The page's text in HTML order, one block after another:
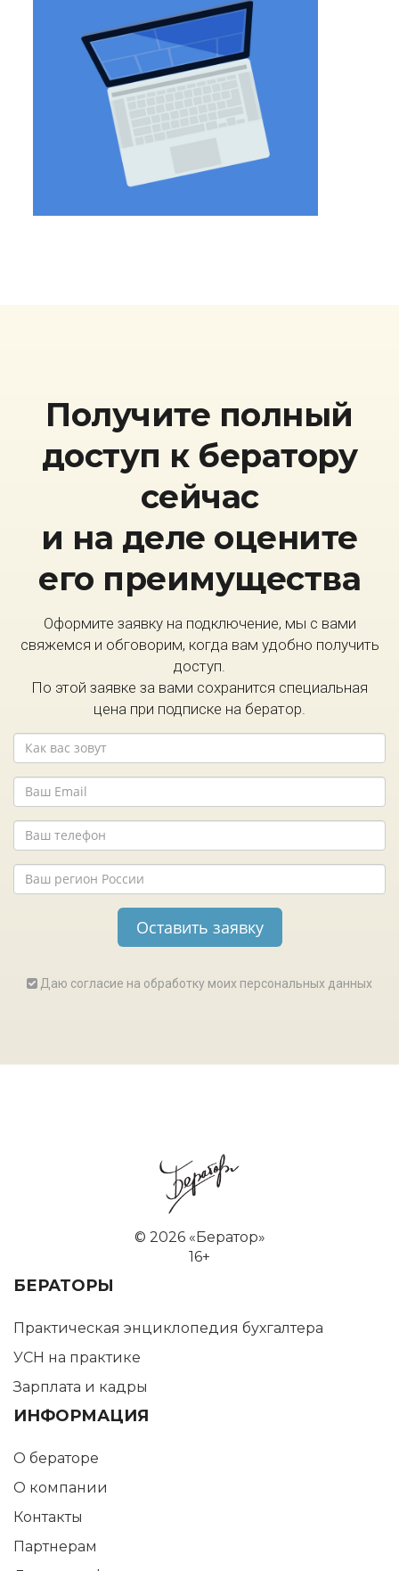
Получите полный
доступ к бератору
сейчас
и на деле оцените
его преимущества
Оформите заявку на подключение, мы с вами
свяжемся и обговорим, когда вам удобно получить
доступ.
По этой заявке за вами сохранится специальная
цена при подписке на бератор.
Даю согласие на обработку моих персональных данных
© 2026 «Бератор»
16+
БЕРАТОРЫ
Практическая энциклопедия бухгалтера
УСН на практике
Зарплата и кадры
ИНФОРМАЦИЯ
О бераторе
О компании
Контакты
Партнерам